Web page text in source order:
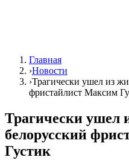
Главная
›Новости
›Трагически ушел из
фристайлист Максим
Трагически ушел
белорусский
Густик